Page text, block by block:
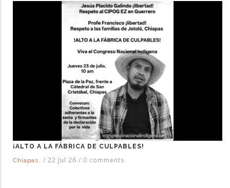
¡ALTO A LA FÁBRICA DE CULPABLES!
Chiapas
/ 22 Jul 26 / 0 comments